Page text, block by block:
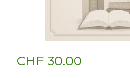
CHF 30.00